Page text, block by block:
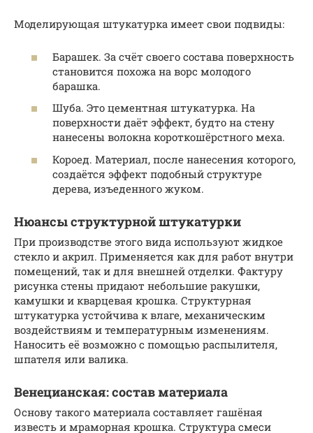
Моделирующая штукатурка имеет свои подвиды:
Барашек. За счёт своего состава поверхность
становится похожа на ворс молодого
барашка.
Шуба. Это цементная штукатурка. На
поверхности даёт эффект, будто на стену
нанесены волокна короткошёрстного меха.
Короед. Материал, после нанесения которого,
создаётся эффект подобный структуре
дерева, изъеденного жуком.
Нюансы структурной штукатурки
При производстве этого вида используют жидкое
стекло и акрил. Применяется как для работ внутри
помещений, так и для внешней отделки. Фактуру
рисунка стены придают небольшие ракушки,
камушки и кварцевая крошка. Структурная
штукатурка устойчива к влаге, механическим
воздействиям и температурным изменениям.
Наносить её возможно с помощью распылителя,
шпателя или валика.
Венецианская: состав материала
Основу такого материала составляет гашёная
известь и мраморная крошка. Структура смеси